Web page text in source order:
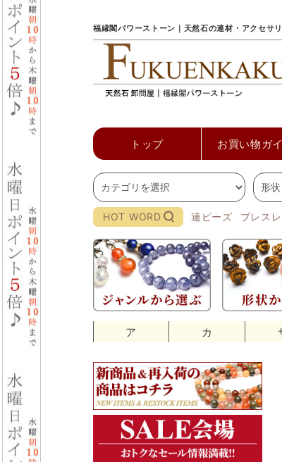
福縁閣パワーストーン｜天然石の連材・アクセサ
トップ お買い物ガ
HOT WORD 連ビーズ ブレス
ア カ